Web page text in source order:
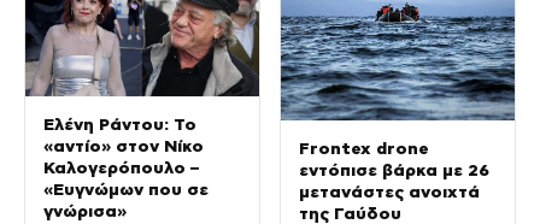
Ελένη Ράντου: Το
«αντίο» στον Νίκο
Καλογερόπουλο –
«Ευγνώμων που σε
γνώρισα»
Frontex drone
εντόπισε βάρκα με 26
μετανάστες ανοιχτά
της Γαύδου